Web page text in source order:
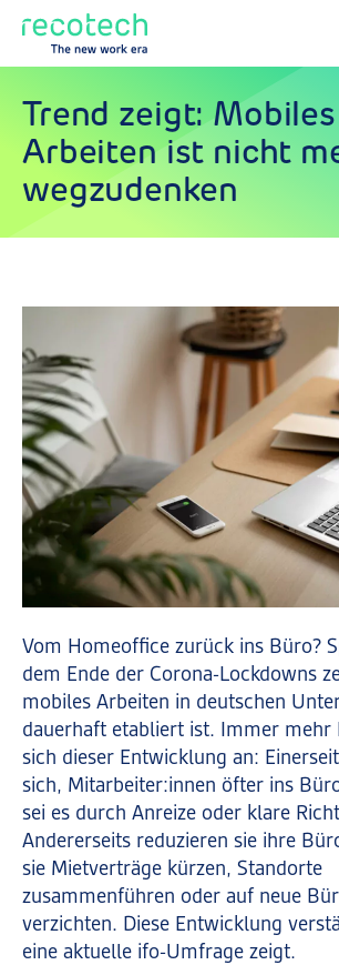
Trend zeigt: Mobiles
Arbeiten ist nicht
wegzudenken
Vom Homeoffice zurück ins Büro?
dem Ende der Corona-Lockdowns
mobiles Arbeiten in deutschen
dauerhaft etabliert ist. Immer mehr
sich dieser Entwicklung an:
sich, Mitarbeiter:innen öfter ins
sei es durch Anreize oder klare
Andererseits reduzieren sie ihre
sie Mietverträge kürzen, Standorte
zusammenführen oder auf neue
verzichten. Diese Entwicklung
eine aktuelle ifo-Umfrage zeigt.